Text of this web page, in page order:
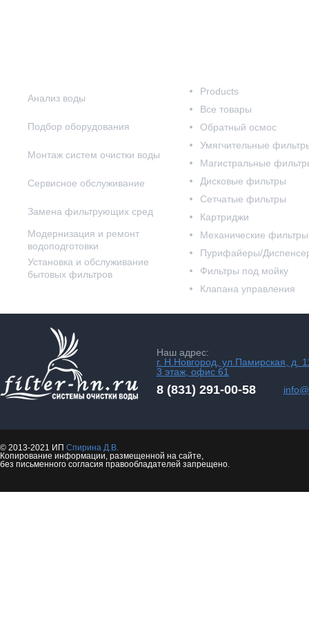
Анализ воды
Подбор оборудования
Монтаж систем очистки воды
Сервисное обслуживание
Замена фильтрующих сред
Модернизация и ремонт
водоподготовки
Установка и обслуживание
бытовых фильтров
Products
Все товары
Обратный осмос
Умягчительные
Магистральные
Дисковые фильтры
Сетчатые фильтры
Картриджи
Механические фильтры
Пурифайеры/
Фильтры под мойку
Клапана управления
Наш адрес:
г. Н.Новгород, ул.Памирская, д.
3 этаж, офис 61
8 (831) 291-00-58
© 2013-2021 ИП Спирина Д.В.
Копирование информации, размещенной на сайте,
без письменного согласия правообладателей запрещено.